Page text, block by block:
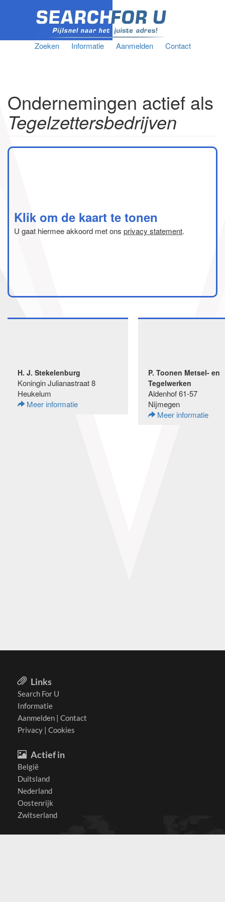
Zoeken Informatie Aanmelden Contact
Ondernemingen actief als
Tegelzettersbedrijven
Klik om de kaart te tonen
U gaat hiermee akkoord met ons privacy statement.
H. J. Stekelenburg
Koningin Julianastraat 8
Heukelum
Meer informatie
P. Toonen Metsel- en
Tegelwerken
Aldenhof 61-57
Nijmegen
Meer informatie
Links
Search For U
Informatie
Aanmelden | Contact
Privacy | Cookies
Actief in
België
Duitsland
Nederland
Oostenrijk
Zwitserland